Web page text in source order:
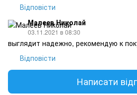
Відповісти
Малеев Николай
03.11.2021 в 08:30
выглядит надежно, рекомендую к
Відповісти
Написати